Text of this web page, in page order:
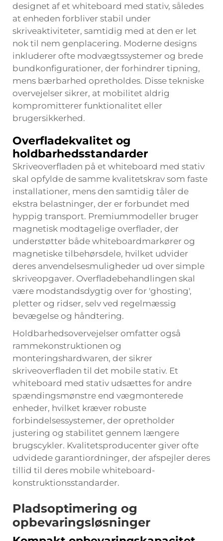
designet af et whiteboard med stativ, således
at enheden forbliver stabil under
skriveaktiviteter, samtidig med at den er let
nok til nem genplacering. Moderne designs
inkluderer ofte modvægtssystemer og brede
bundkonfigurationer, der forhindrer tipning,
mens bærbarhed opretholdes. Disse tekniske
overvejelser sikrer, at mobilitet aldrig
kompromitterer funktionalitet eller
brugersikkerhed.
Overfladekvalitet og
holdbarhedsstandarder
Skriveoverfladen på et whiteboard med stativ
skal opfylde de samme kvalitetskrav som faste
installationer, mens den samtidig tåler de
ekstra belastninger, der er forbundet med
hyppig transport. Premiummodeller bruger
magnetisk modtagelige overflader, der
understøtter både whiteboardmarkører og
magnetiske tilbehørsdele, hvilket udvider
deres anvendelsesmuligheder ud over simple
skriveopgaver. Overfladebehandlingen skal
være modstandsdygtig over for 'ghosting',
pletter og ridser, selv ved regelmæssig
bevægelse og håndtering.
Holdbarhedsovervejelser omfatter også
rammekonstruktionen og
monteringshardwaren, der sikrer
skriveoverfladen til det mobile stativ. Et
whiteboard med stativ udsættes for andre
spændingsmønstre end vægmonterede
enheder, hvilket kræver robuste
forbindelsessystemer, der opretholder
justering og stabilitet gennem længere
brugscykler. Kvalitetsproducenter giver ofte
udvidede garantiordninger, der afspejler deres
tillid til deres mobile whiteboard-
konstruktionsstandarder.
Pladsoptimering og
opbevaringsløsninger